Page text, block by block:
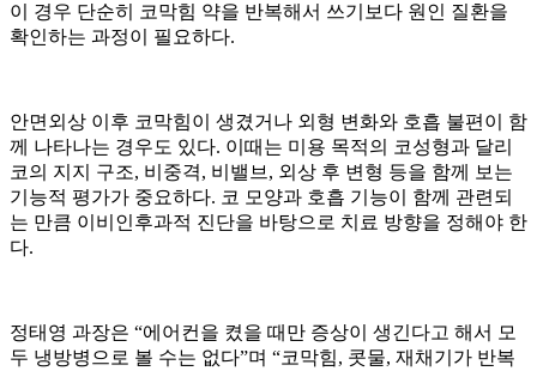
이 경우 단순히 코막힘 약을 반복해서 쓰기보다 원인 질환을
확인하는 과정이 필요하다.
안면외상 이후 코막힘이 생겼거나 외형 변화와 호흡 불편이 함
께 나타나는 경우도 있다. 이때는 미용 목적의 코성형과 달리
코의 지지 구조, 비중격, 비밸브, 외상 후 변형 등을 함께 보는
기능적 평가가 중요하다. 코 모양과 호흡 기능이 함께 관련되
는 만큼 이비인후과적 진단을 바탕으로 치료 방향을 정해야 한
다.
정태영 과장은 “에어컨을 켰을 때만 증상이 생긴다고 해서 모
두 냉방병으로 볼 수는 없다”며 “코막힘, 콧물, 재채기가 반복